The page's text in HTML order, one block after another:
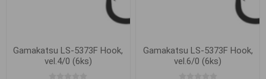
Gamakatsu LS-5373F Hook,
vel.4/0 (6ks)
Gamakatsu LS-5373F Hook,
vel.6/0 (6ks)